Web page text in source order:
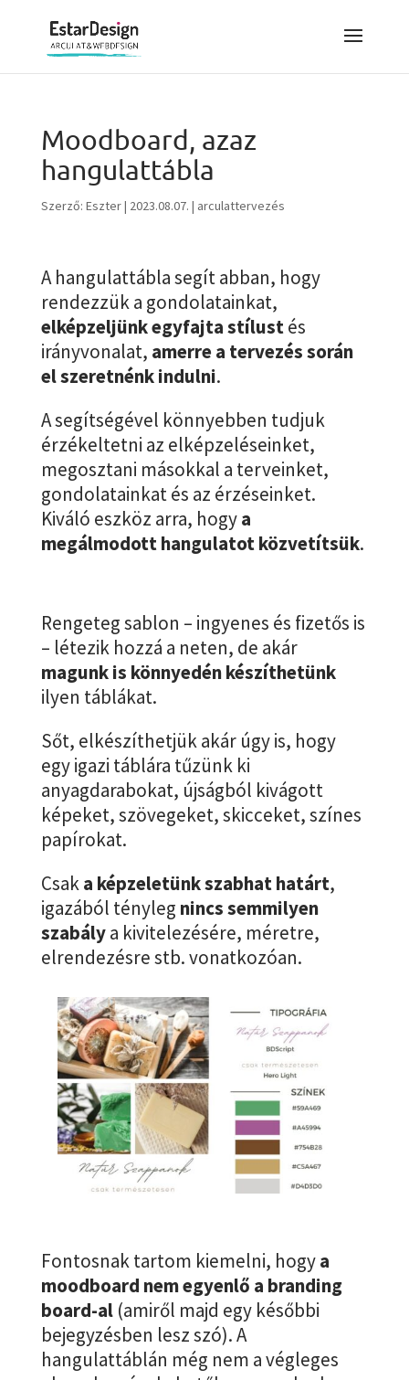
Moodboard, azaz
hangulattábla
Szerző: Eszter| 2023.08.07. | arculattervezés
A hangulattábla segít abban, hogy
rendezzük a gondolatainkat,
elképzeljünk egyfajta stílustés
irányvonalat, amerre a tervezés során
el szeretnénk indulni.
A segítségével könnyebben tudjuk
érzékeltetni az elképzeléseinket,
megosztani másokkal a terveinket,
gondolatainkat és az érzéseinket.
Kiváló eszköz arra, hogya
megálmodott hangulatot közvetítsük.
Rengeteg sablon – ingyenes és fizetős is
– létezik hozzá a neten, de akár
magunk is könnyedén készíthetünk
ilyen táblákat.
Sőt, elkészíthetjük akár úgy is, hogy
egy igazi táblára tűzünk ki
anyagdarabokat, újságból kivágott
képeket, szövegeket, skicceket, színes
papírokat.
Csaka képzeletünk szabhat határt,
igazából tényleg nincs semmilyen
szabálya kivitelezésére, méretre,
elrendezésre stb. vonatkozóan.
Fontosnak tartom kiemelni, hogya
moodboard nem egyenlő a branding
board-al (amiről majd egy későbbi
bejegyzésben lesz szó). A
hangulattáblán még nem a végleges